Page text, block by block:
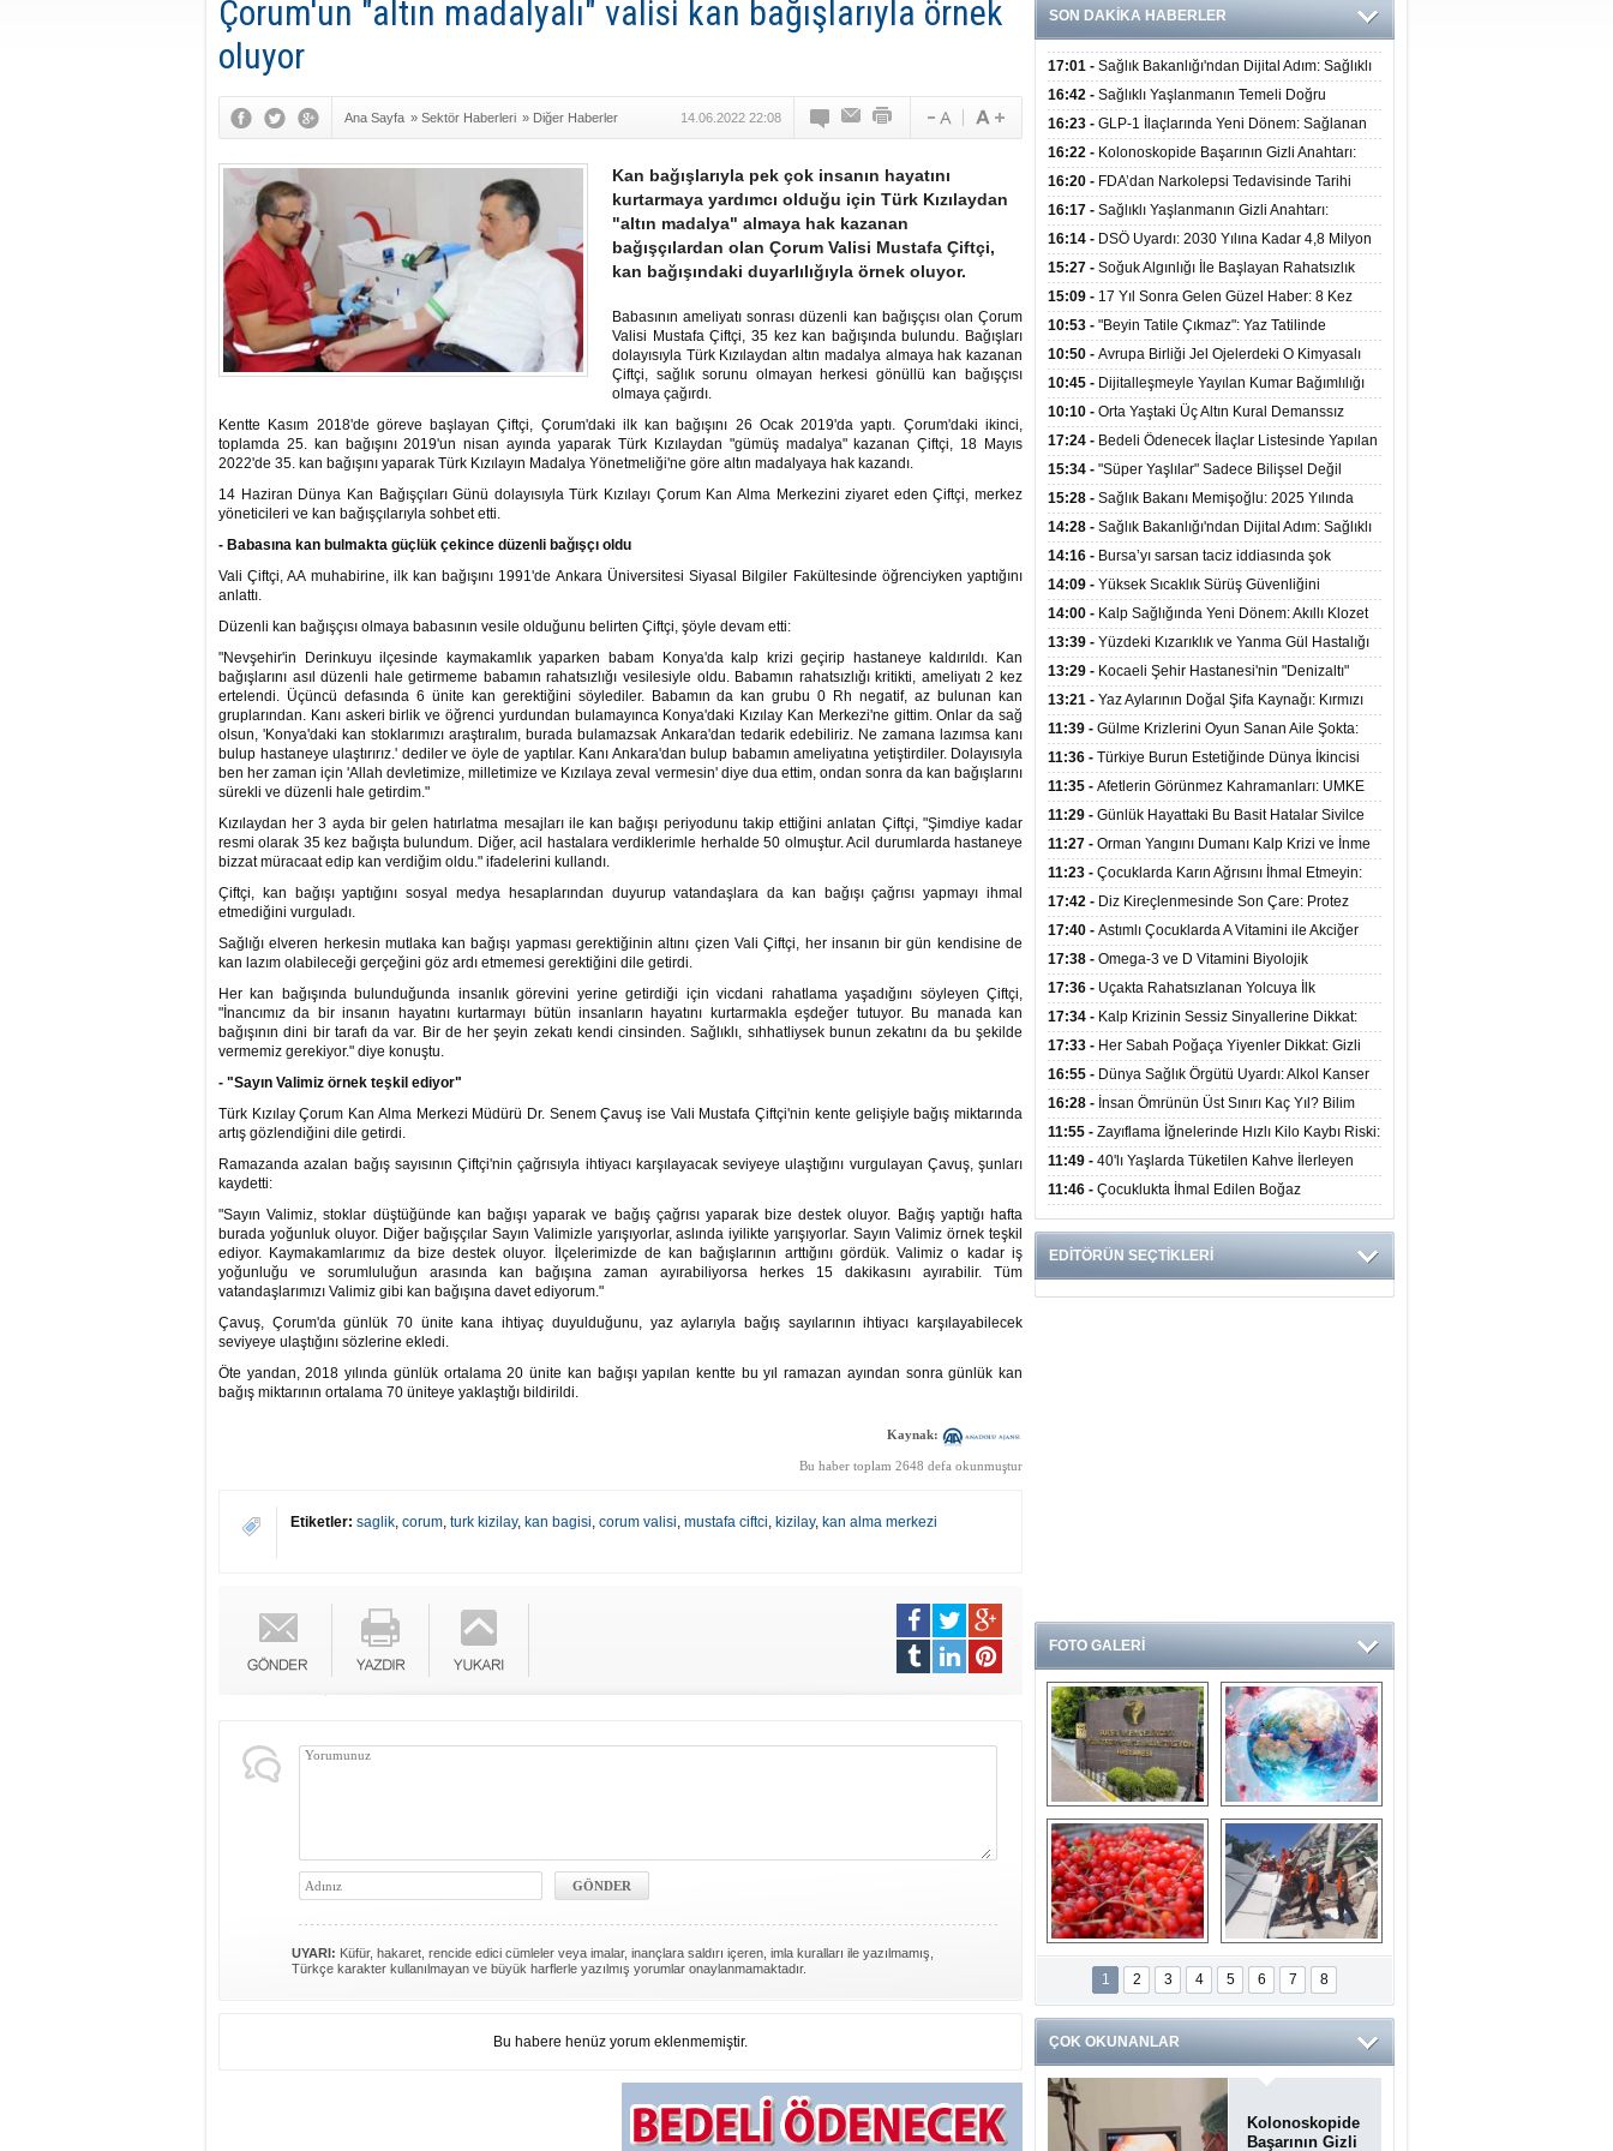
Çorum'un "altın madalyalı" valisi kan bağışlarıyla örnek
oluyor
Ana Sayfa » Sektör Haberleri » Diğer Haberler 14.06.2022 22:08
Kan bağışlarıyla pek çok insanın hayatını
kurtarmaya yardımcı olduğu için Türk Kızılaydan
"altın madalya" almaya hak kazanan
bağışçılardan olan Çorum Valisi Mustafa Çiftçi,
kan bağışındaki duyarlılığıyla örnek oluyor.
Babasının ameliyatı sonrası düzenli kan bağışçısı olan Çorum
Valisi Mustafa Çiftçi, 35 kez kan bağışında bulundu. Bağışları
dolayısıyla Türk Kızılaydan altın madalya almaya hak kazanan
Çiftçi, sağlık sorunu olmayan herkesi gönüllü kan bağışçısı
olmaya çağırdı.
Kentte Kasım 2018'de göreve başlayan Çiftçi, Çorum'daki ilk kan bağışını 26 Ocak 2019'da yaptı. Çorum'daki ikinci,
toplamda 25. kan bağışını 2019'un nisan ayında yaparak Türk Kızılaydan "gümüş madalya" kazanan Çiftçi, 18 Mayıs
2022'de 35. kan bağışını yaparak Türk Kızılayın Madalya Yönetmeliği'ne göre altın madalyaya hak kazandı.
14 Haziran Dünya Kan Bağışçıları Günü dolayısıyla Türk Kızılayı Çorum Kan Alma Merkezini ziyaret eden Çiftçi, merkez
yöneticileri ve kan bağışçılarıyla sohbet etti.
- Babasına kan bulmakta güçlük çekince düzenli bağışçı oldu
Vali Çiftçi, AA muhabirine, ilk kan bağışını 1991'de Ankara Üniversitesi Siyasal Bilgiler Fakültesinde öğrenciyken yaptığını
anlattı.
Düzenli kan bağışçısı olmaya babasının vesile olduğunu belirten Çiftçi, şöyle devam etti:
"Nevşehir'in Derinkuyu ilçesinde kaymakamlık yaparken babam Konya'da kalp krizi geçirip hastaneye kaldırıldı. Kan
bağışlarını asıl düzenli hale getirmeme babamın rahatsızlığı vesilesiyle oldu. Babamın rahatsızlığı kritikti, ameliyatı 2 kez
ertelendi. Üçüncü defasında 6 ünite kan gerektiğini söylediler. Babamın da kan grubu 0 Rh negatif, az bulunan kan
gruplarından. Kanı askeri birlik ve öğrenci yurdundan bulamayınca Konya'daki Kızılay Kan Merkezi'ne gittim. Onlar da sağ
olsun, 'Konya'daki kan stoklarımızı araştıralım, burada bulamazsak Ankara'dan tedarik edebiliriz. Ne zamana lazımsa kanı
bulup hastaneye ulaştırırız.' dediler ve öyle de yaptılar. Kanı Ankara'dan bulup babamın ameliyatına yetiştirdiler. Dolayısıyla
ben her zaman için 'Allah devletimize, milletimize ve Kızılaya zeval vermesin' diye dua ettim, ondan sonra da kan bağışlarını
sürekli ve düzenli hale getirdim."
Kızılaydan her 3 ayda bir gelen hatırlatma mesajları ile kan bağışı periyodunu takip ettiğini anlatan Çiftçi, "Şimdiye kadar
resmi olarak 35 kez bağışta bulundum. Diğer, acil hastalara verdiklerimle herhalde 50 olmuştur. Acil durumlarda hastaneye
bizzat müracaat edip kan verdiğim oldu." ifadelerini kullandı.
Çiftçi, kan bağışı yaptığını sosyal medya hesaplarından duyurup vatandaşlara da kan bağışı çağrısı yapmayı ihmal
etmediğini vurguladı.
Sağlığı elveren herkesin mutlaka kan bağışı yapması gerektiğinin altını çizen Vali Çiftçi, her insanın bir gün kendisine de
kan lazım olabileceği gerçeğini göz ardı etmemesi gerektiğini dile getirdi.
Her kan bağışında bulunduğunda insanlık görevini yerine getirdiği için vicdani rahatlama yaşadığını söyleyen Çiftçi,
"İnancımız da bir insanın hayatını kurtarmayı bütün insanların hayatını kurtarmakla eşdeğer tutuyor. Bu manada kan
bağışının dini bir tarafı da var. Bir de her şeyin zekatı kendi cinsinden. Sağlıklı, sıhhatliysek bunun zekatını da bu şekilde
vermemiz gerekiyor." diye konuştu.
- "Sayın Valimiz örnek teşkil ediyor"
Türk Kızılay Çorum Kan Alma Merkezi Müdürü Dr. Senem Çavuş ise Vali Mustafa Çiftçi'nin kente gelişiyle bağış miktarında
artış gözlendiğini dile getirdi.
Ramazanda azalan bağış sayısının Çiftçi'nin çağrısıyla ihtiyacı karşılayacak seviyeye ulaştığını vurgulayan Çavuş, şunları
kaydetti:
"Sayın Valimiz, stoklar düştüğünde kan bağışı yaparak ve bağış çağrısı yaparak bize destek oluyor. Bağış yaptığı hafta
burada yoğunluk oluyor. Diğer bağışçılar Sayın Valimizle yarışıyorlar, aslında iyilikte yarışıyorlar. Sayın Valimiz örnek teşkil
ediyor. Kaymakamlarımız da bize destek oluyor. İlçelerimizde de kan bağışlarının arttığını gördük. Valimiz o kadar iş
yoğunluğu ve sorumluluğun arasında kan bağışına zaman ayırabiliyorsa herkes 15 dakikasını ayırabilir. Tüm
vatandaşlarımızı Valimiz gibi kan bağışına davet ediyorum."
Çavuş, Çorum'da günlük 70 ünite kana ihtiyaç duyulduğunu, yaz aylarıyla bağış sayılarının ihtiyacı karşılayabilecek
seviyeye ulaştığını sözlerine ekledi.
Öte yandan, 2018 yılında günlük ortalama 20 ünite kan bağışı yapılan kentte bu yıl ramazan ayından sonra günlük kan
bağış miktarının ortalama 70 üniteye yaklaştığı bildirildi.
Kaynak:
Bu haber toplam 2648 defa okunmuştur
Etiketler: saglik, corum, turk kizilay, kan bagisi, corum valisi, mustafa ciftci, kizilay, kan alma merkezi
UYARI: Küfür, hakaret, rencide edici cümleler veya imalar, inançlara saldırı içeren, imla kuralları ile yazılmamış,
Türkçe karakter kullanılmayan ve büyük harflerle yazılmış yorumlar onaylanmamaktadır.
Bu habere henüz yorum eklenmemiştir.
SON DAKİKA HABERLER
17:01 - Sağlık Bakanlığı'ndan Dijital Adım: Sağlıklı
Hayat Merkezlerinde Uzaktan Danışmanlık Dönemi
Başladı
16:42 - Sağlıklı Yaşlanmanın Temeli Doğru
Beslenmeden Geçiyor: İleri Yaşta Hangi Besin
Öğelerine İhtiyaç Duyuluyor?
16:23 - GLP-1 İlaçlarında Yeni Dönem: Sağlanan
Faydalar Yalnızca Kilo Kaybıyla Sınırlı Değil
16:22 - Kolonoskopide Başarının Gizli Anahtarı:
Yetersiz Bağırsak Temizliği Poliplerin Gözden
Kaçmasına Neden Oluyor
16:20 - FDA’dan Narkolepsi Tedavisinde Tarihi
Onay: Oreksin Sistemini Hedefleyen İlk İlaç
Kullanıma Sunuldu
16:17 - Sağlıklı Yaşlanmanın Gizli Anahtarı:
Düzenli Kuvvet Antrenmanı Kas Ve Kemik Sağlığını
Koruyor
16:14 - DSÖ Uyardı: 2030 Yılına Kadar 4,8 Milyon
Hemşire ve Ebe Açığı Oluşabilir
15:27 - Soğuk Algınlığı İle Başlayan Rahatsızlık
Karaciğer Yetmezliği Çıktı: 17 Yıl Sonra Nakille
Hayata Tutundu
15:09 - 17 Yıl Sonra Gelen Güzel Haber: 8 Kez
Reddedilen Hastaya 9'uncu Çağrıda Nakil Yapıldı
10:53 - "Beyin Tatile Çıkmaz": Yaz Tatilinde
Öğrenilenlerin Yüzde 39'u Unutulabiliyor
10:50 - Avrupa Birliği Jel Ojelerdeki O Kimyasalı
Yasakladı: Kısırlık ve Alerji Riski Uyarısı
10:45 - Dijitalleşmeyle Yayılan Kumar Bağımlılığı
Beyni ve Aileyi Yıkıma Uğratıyor
10:10 - Orta Yaştaki Üç Altın Kural Demanssız
Yaşamı 13 Yıl Uzatabiliyor
17:24 - Bedeli Ödenecek İlaçlar Listesinde Yapılan
Düzenlemeler Hakkında Duyuru 2026/30
15:34 - "Süper Yaşlılar" Sadece Bilişsel Değil
Fiziksel Olarak da Daha Sağlıklı Yaşıyor
15:28 - Sağlık Bakanı Memişoğlu: 2025 Yılında
300 Bini Aşkın Kişiye Emzirme Eğitimi Verildi
14:28 - Sağlık Bakanlığı'ndan Dijital Adım: Sağlıklı
Hayat Merkezlerinde Uzaktan Sağlık Hizmeti
Başladı
14:16 - Bursa’yı sarsan taciz iddiasında şok
gelişme!
14:09 - Yüksek Sıcaklık Sürüş Güvenliğini
Düşürüyor: 40 Derecede Güvenli Sürüş Süresi 53
Dakikaya İniyor
14:00 - Kalp Sağlığında Yeni Dönem: Akıllı Klozet
Kapağı 30 Saniyede Ritim Bozukluğunu Tespit
Ediyor
13:39 - Yüzdeki Kızarıklık ve Yanma Gül Hastalığı
(Rozasea) Belirtisi Olabilir
13:29 - Kocaeli Şehir Hastanesi'nin "Denizaltı"
Görünümlü Ünitesi Hastalara Umut Oluyor
13:21 - Yaz Aylarının Doğal Şifa Kaynağı: Kırmızı
Meyveler Bağışıklığı ve Kalbi Koruyor
11:39 - Gülme Krizlerini Oyun Sanan Aile Şokta:
3,5 Yaşındaki Çocuk 8 Kez Felç Geçirdi
11:36 - Türkiye Burun Estetiğinde Dünya İkincisi
Oldu
11:35 - Afetlerin Görünmez Kahramanları: UMKE
Dev Kadrosuyla Görev Başında
11:29 - Günlük Hayattaki Bu Basit Hatalar Sivilce
Oluşumunu Tetikliyor
11:27 - Orman Yangını Dumanı Kalp Krizi ve İnme
Riskini Artırıyor
11:23 - Çocuklarda Karın Ağrısını İhmal Etmeyin:
Apandisit Habercisi Olabilir
17:42 - Diz Kireçlenmesinde Son Çare: Protez
Ameliyatı İle Yaşam Kalitesi Artıyor
17:40 - Astımlı Çocuklarda A Vitamini ile Akciğer
Hacmi Arasında Bağlantı Bulundu
17:38 - Omega-3 ve D Vitamini Biyolojik
Yaşlanmayı Yavaşlatabilir
17:36 - Uçakta Rahatsızlanan Yolcuya İlk
Müdahale Sağlık Bakanı Memişoğlu'ndan Geldi
17:34 - Kalp Krizinin Sessiz Sinyallerine Dikkat:
Yalnızca Göğüs Ağrısıyla Gelmiyor
17:33 - Her Sabah Poğaça Yiyenler Dikkat: Gizli
Şeker ve Yağ Yükü Kalbi ve Bağırsakları Tehdit
Ediyor
16:55 - Dünya Sağlık Örgütü Uyardı: Alkol Kanser
Riskini Doğrudan Artırıyor
16:28 - İnsan Ömrünün Üst Sınırı Kaç Yıl? Bilim
İnsanlarından Yeni Yaşam Süresi Modeli
11:55 - Zayıflama İğnelerinde Hızlı Kilo Kaybı Riski:
Uzmanlar Hekim Kontrolü Şart Diyor
11:49 - 40'lı Yaşlarda Tüketilen Kahve İlerleyen
Yıllarda Zihinsel ve Fiziksel Sağlığı Koruyor
11:46 - Çocuklukta İhmal Edilen Boğaz
Enfeksiyonu İleride Kalp Kapağını Bozabiliyor
EDİTÖRÜN SEÇTİKLERİ
FOTO GALERİ
Ve burası da bir
devlet hastanesi
14 soruda
Koronavirüs
hakkında kendinizi
test edin...
Gilaburu meyvesi
kanserden koruyor
Endonezya’daki
deprem: Ölü sayısı
bin 203'e yükseldi
1 2 3 4 5 6 7 8
ÇOK OKUNANLAR
Kolonoskopide
Başarının Gizli